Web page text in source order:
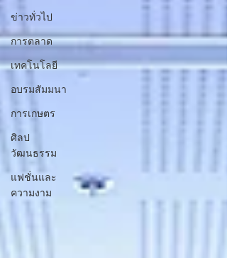
ข่าวทั่วไป
การตลาด
เทคโนโลยี
อบรมสัมมนา
การเกษตร
ศิลป
วัฒนธรรม
แฟชั่นและ
ความงาม